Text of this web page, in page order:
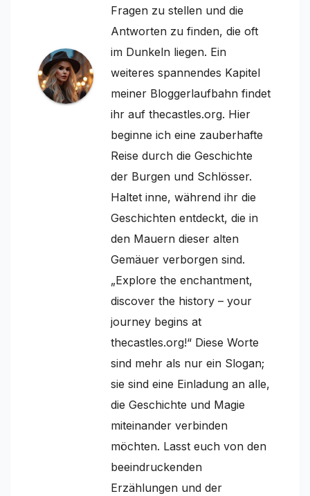
Fragen zu stellen und die
Antworten zu finden, die oft
im Dunkeln liegen. Ein
weiteres spannendes Kapitel
meiner Bloggerlaufbahn findet
ihr auf thecastles.org. Hier
beginne ich eine zauberhafte
Reise durch die Geschichte
der Burgen und Schlösser.
Haltet inne, während ihr die
Geschichten entdeckt, die in
den Mauern dieser alten
Gemäuer verborgen sind.
„Explore the enchantment,
discover the history – your
journey begins at
thecastles.org!“ Diese Worte
sind mehr als nur ein Slogan;
sie sind eine Einladung an alle,
die Geschichte und Magie
miteinander verbinden
möchten. Lasst euch von den
beeindruckenden
Erzählungen und der